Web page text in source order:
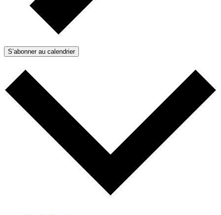
S’abonner au calendrier